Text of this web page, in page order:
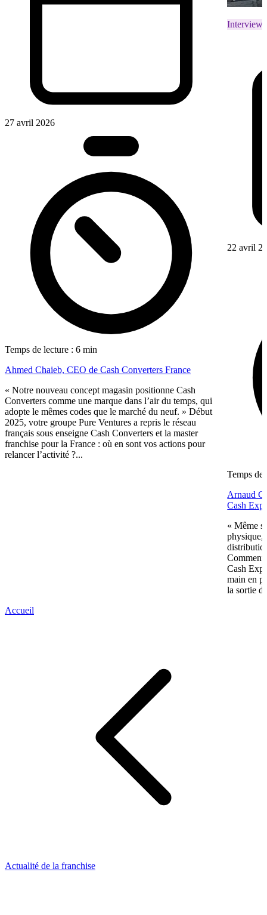
27 avril 2026
Temps de lecture : 6 min
Ahmed Chaieb, CEO de Cash Converters France
« Notre nouveau concept magasin positionne Cash
Converters comme une marque dans l’air du temps, qui
adopte le mêmes codes que le marché du neuf. » Début
2025, votre groupe Pure Ventures a repris le réseau
français sous enseigne Cash Converters et la master
franchise pour la France : où en sont vos actions pour
relancer l’activité ?...
Interviews
22 avril
Temps de
Arnaud
Cash
« Même
physique,
Comment
Cash
main en
la sortie
Accueil
Actualité de la franchise